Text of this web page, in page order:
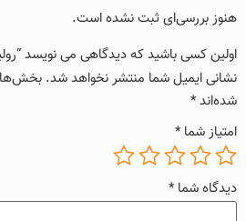
هنوز بررسی‌ای ثبت نشده است.
اولین کسی باشید که دیدگاهی می نویسد
نشانی ایمیل شما منتشر نخواهد شد.
شده‌اند*
امتیاز شما *
دیدگاه شما *